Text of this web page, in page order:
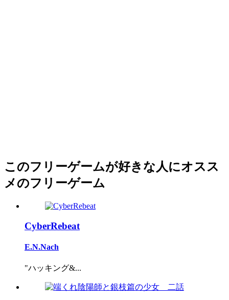
このフリーゲームが好きな人にオスス
メのフリーゲーム
CyberRebeat
E.N.Nach
"ハッキング&...